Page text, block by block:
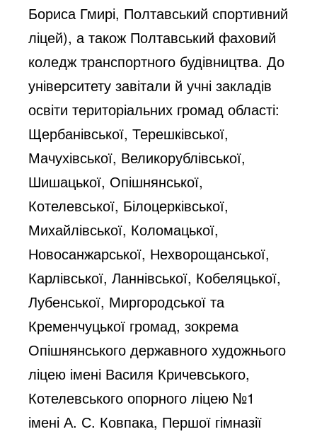
Бориса Гмирі, Полтавський спортивний
ліцей), а також Полтавський фаховий
коледж транспортного будівництва. До
університету завітали й учні закладів
освіти територіальних громад області:
Щербанівської, Терешківської,
Мачухівської, Великорублівської,
Шишацької, Опішнянської,
Котелевської, Білоцерківської,
Михайлівської, Коломацької,
Новосанжарської, Нехворощанської,
Карлівської, Ланнівської, Кобеляцької,
Лубенської, Миргородської та
Кременчуцької громад, зокрема
Опішнянського державного художнього
ліцею імені Василя Кричевського,
Котелевського опорного ліцею №1
імені А. С. Ковпака, Першої гімназії